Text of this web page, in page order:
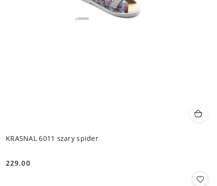
KRASNAL 6011 szary spider
Cena:
229.00